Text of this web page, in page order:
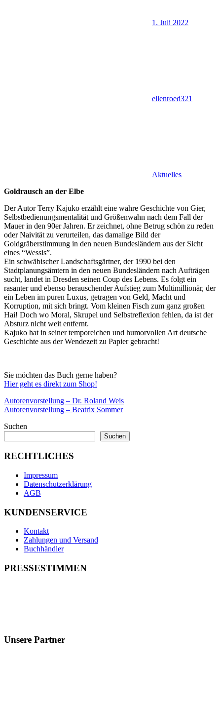
1. Juli 2022
ellenroed321
Aktuelles
Goldrausch an der Elbe
Der Autor Terry Kajuko erzählt eine wahre Geschichte von Gier,
Selbstbedienungsmentalität und Größenwahn nach dem Fall der
Mauer in den 90er Jahren. Er zeichnet, ohne Betrug schön zu reden
oder Naivität zu verurteilen, das damalige Bild der
Goldgräberstimmung in den neuen Bundesländern aus der Sicht
eines “Wessis”.
Ein schwäbischer Landschaftsgärtner, der 1990 bei den
Stadtplanungsämtern in den neuen Bundesländern nach Aufträgen
sucht, landet in Dresden seinen Coup des Lebens. Es folgt ein
rasanter und ebenso berauschender Aufstieg zum Multimillionär, der
ein Leben im puren Luxus, getragen von Geld, Macht und
Korruption, mit sich bringt. Vom kleinen Fisch zum ganz großen
Hai! Doch wo Moral, Skrupel und Selbstreflexion fehlen, da ist der
Absturz nicht weit entfernt.
Kajuko hat in seiner temporeichen und humorvollen Art deutsche
Geschichte aus der Wendezeit zu Papier gebracht!
Sie möchten das Buch gerne haben?
Hier geht es direkt zum Shop!
BuchDresdenRomanTerry
KajukoWild
Ost
Beitragsnavigation
Vorheriger
Beitrag:
Autorenvorstellung – Dr. Roland Weis
Nächster
Autorenvorstellung – Beatrix Sommer
Suchen
Suchen
RECHTLICHES
Impressum
Datenschutzerklärung
AGB
KUNDENSERVICE
Kontakt
Zahlungen und Versand
Buchhändler
PRESSESTIMMEN
Unsere Partner